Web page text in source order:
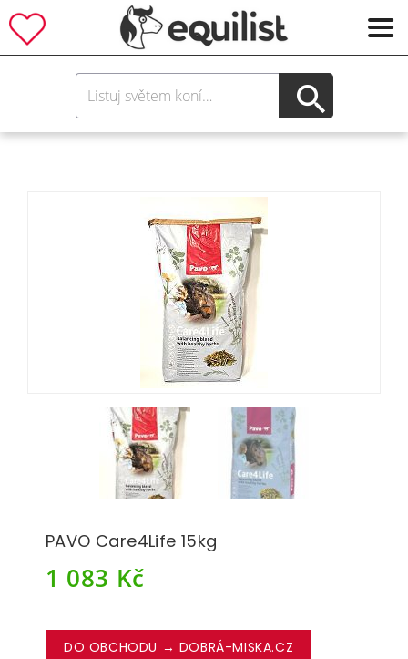
PAVO Care4Life 15kg
1 083 Kč
DO OBCHODU → DOBRÁ-MISKA.CZ